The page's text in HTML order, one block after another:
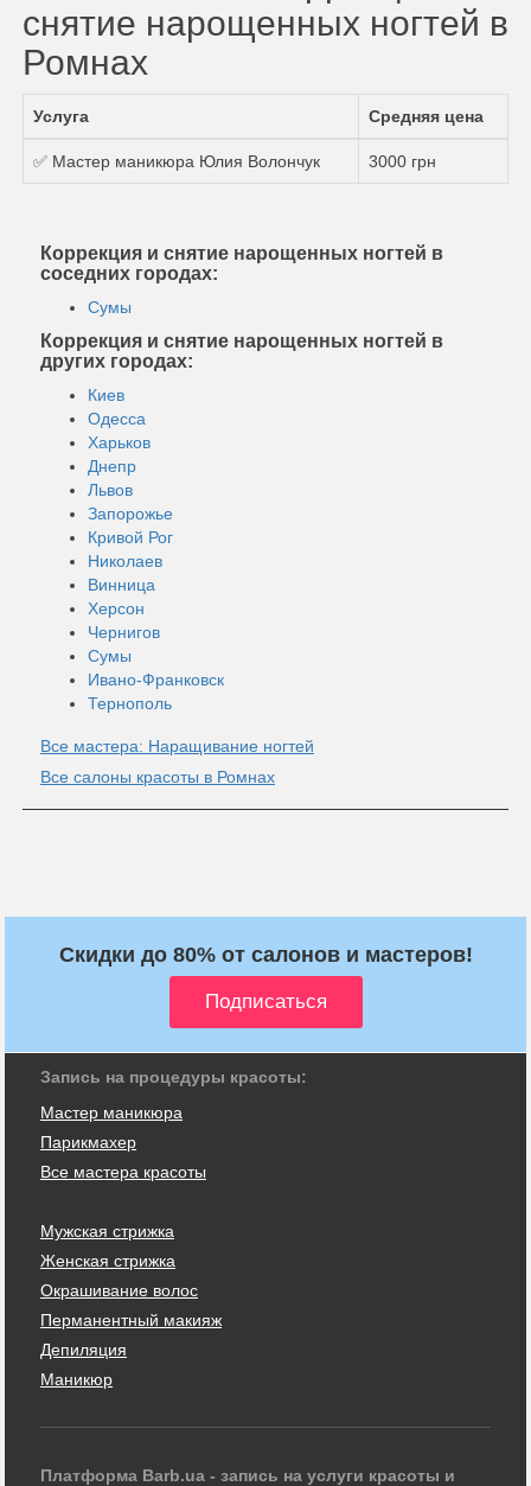
снятие нарощенных ногтей в
Ромнах
Услуга Средняя цена
✅ Мастер маникюра Юлия Волончук 3000 грн
Коррекция и снятие нарощенных ногтей в
соседних городах:
Сумы
Коррекция и снятие нарощенных ногтей в
других городах:
Киев
Одесса
Харьков
Днепр
Львов
Запорожье
Кривой Рог
Николаев
Винница
Херсон
Чернигов
Сумы
Ивано-Франковск
Тернополь
Все мастера: Наращивание ногтей
Все салоны красоты в Ромнах
Скидки до 80% от салонов и мастеров!
Запись на процедуры красоты:
Мастер маникюра
Парикмахер
Все мастера красоты
Мужская стрижка
Женская стрижка
Окрашивание волос
Перманентный макияж
Депиляция
Маникюр
Платформа Barb.ua - запись на услуги красоты и